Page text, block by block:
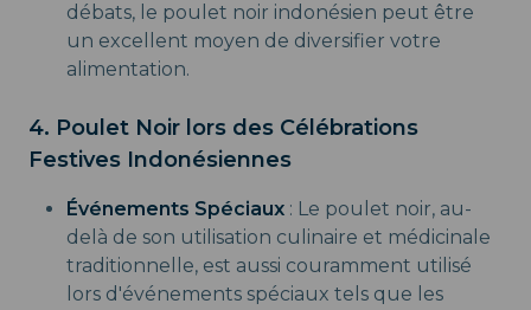
débats, le poulet noir indonésien peut être
un excellent moyen de diversifier votre
alimentation.
4. Poulet Noir lors des Célébrations
Festives Indonésiennes
Événements Spéciaux : Le poulet noir, au-
delà de son utilisation culinaire et médicinale
traditionnelle, est aussi couramment utilisé
lors d'événements spéciaux tels que les